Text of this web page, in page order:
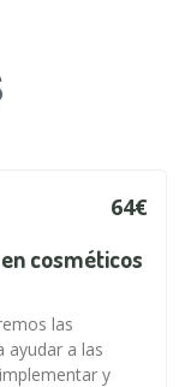
64€
cosméticos
las
ayudar a las
y